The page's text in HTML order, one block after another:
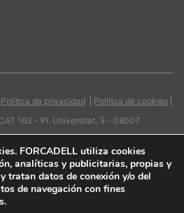
Política de privacidad
Política de cookies
163 - Pl. Universitat, 3 - 08007
. FORCADELL utiliza cookies
analíticas y publicitarias, propias y
tratan datos de conexión y/o del
de navegación con fines